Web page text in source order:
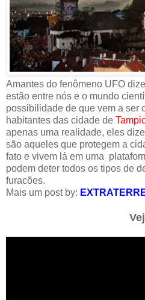
Amantes do fenômeno UFO
estão entre nós e o mundo
possibilidade de que vem a ser
habitantes das cidade de
apenas uma realidade, eles
são aqueles que protegem a
fato e vivem lá em uma
podem deter todos os tipos de
furacões.
Mais um post by: